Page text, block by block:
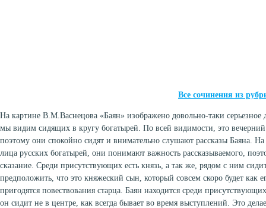
Все сочинения из
На картине В.М.Васнецова «Баян» изображено довольно-таки серьезное
мы видим сидящих в кругу богатырей. По всей видимости, это вечерний
поэтому они спокойно сидят и внимательно слушают рассказы Баяна.
лица русских богатырей, они понимают важность рассказываемого,
сказание. Среди присутствующих есть князь, а так же, рядом с ним
предположить, что это княжеский сын, который совсем скоро будет как
пригодятся повествования старца. Баян находится среди
он сидит не в центре, как всегда бывает во время выступлений. Это